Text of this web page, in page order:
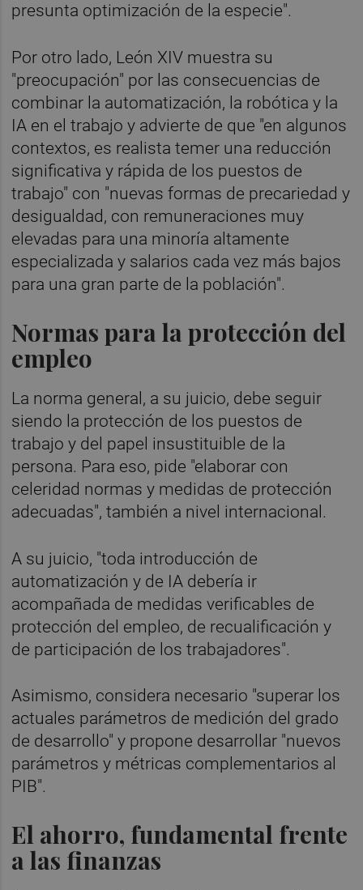
presunta optimización de la especie".
Por otro lado, León XIV muestra su
"preocupación" por las consecuencias de
combinar la automatización, la robótica y la
IA en el trabajo y advierte de que "en algunos
contextos, es realista temer una reducción
significativa y rápida de los puestos de
trabajo" con "nuevas formas de precariedad y
desigualdad, con remuneraciones muy
elevadas para una minoría altamente
especializada y salarios cada vez más bajos
para una gran parte de la población".
Normas para la protección del
empleo
La norma general, a su juicio, debe seguir
siendo la protección de los puestos de
trabajo y del papel insustituible de la
persona. Para eso, pide "elaborar con
celeridad normas y medidas de protección
adecuadas", también a nivel internacional.
A su juicio, "toda introducción de
automatización y de IA debería ir
acompañada de medidas verificables de
protección del empleo, de recualificación y
de participación de los trabajadores".
Asimismo, considera necesario "superar los
actuales parámetros de medición del grado
de desarrollo" y propone desarrollar "nuevos
parámetros y métricas complementarios al
PIB".
El ahorro, fundamental frente
a las finanzas